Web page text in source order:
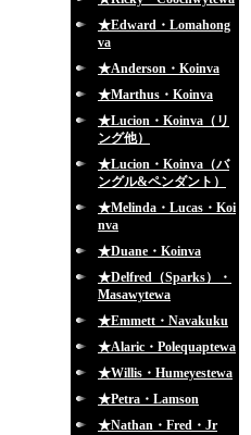
★Edward・Lomahong
va
★Anderson・Koinva
★Marthus・Koinva
★Lucion・Koinva（リ
ング他）
★Lucion・Koinva（バ
ングル&ペンダント）
★Melinda・Lucas・Koi
nva
★Duane・Koinva
★Delfred（Sparks）・
Masawytewa
★Emmett・Navakuku
★Alaric・Polequaptewa
★Willis・Humeyestewa
★Petra・Lamson
★Nathan・Fred・Jr